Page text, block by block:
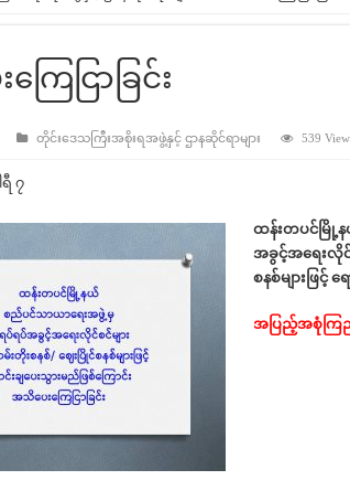
ေငြာခြင်း
တိုင်းဒေသကြီးအစိုးရအဖွဲ့နှင့် ဌာနဆိုင်ရာများ 539
၇
ထန်းတပင်မြို့
အခွငအရေးလိုင်
စနစ်များဖြင့်ရ
အပြည့်အစုံက